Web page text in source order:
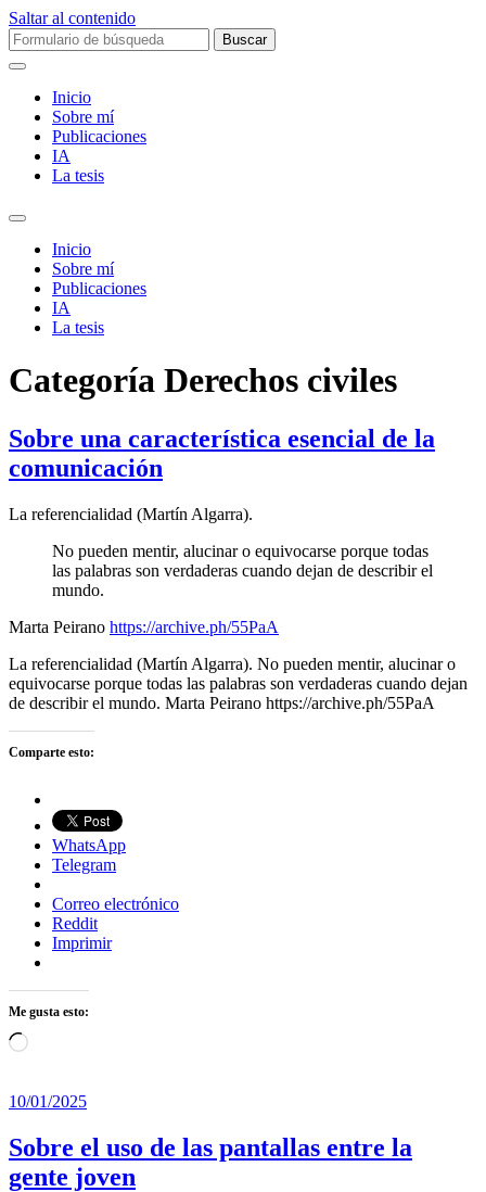
Saltar al contenido
Buscar:
Inicio
Sobre mí­
Publicaciones
IA
La tesis
Alternar
campo
búsqueda
Inicio
Sobre mí­
Publicaciones
IA
La tesis
Categoría Derechos civiles
Sobre una característica esencial de la
comunicación
La referencialidad (Martín Algarra).
No pueden mentir, alucinar o equivocarse porque todas
las palabras son verdaderas cuando dejan de describir el
mundo.
Marta Peirano https://archive.ph/55PaA
La referencialidad (Martín Algarra). No pueden mentir, alucinar o
equivocarse porque todas las palabras son verdaderas cuando dejan
de describir el mundo. Marta Peirano https://archive.ph/55PaA
Comparte esto:
WhatsApp
Telegram
Correo electrónico
Reddit
Imprimir
Me gusta esto:
Cargando...
10/01/2025
Sobre el uso de las pantallas entre la
gente joven